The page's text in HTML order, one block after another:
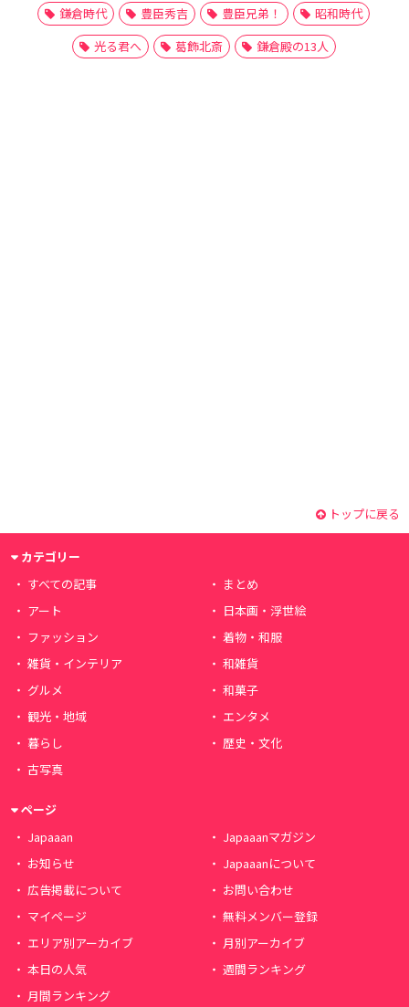
鎌倉時代
豊臣秀吉 豊臣兄弟！
昭和時代
光る君へ
葛飾北斎 鎌倉殿の13人
トップに戻る
カテゴリー
すべての記事
まとめ
アート
日本画・浮世絵
ファッション
着物・和服
雑貨・インテリア
和雑貨
グルメ
和菓子
観光・地域
エンタメ
暮らし
歴史・文化
古写真
ページ
Japaaan
Japaaanマガジン
お知らせ
Japaaanについて
広告掲載について
お問い合わせ
マイページ
無料メンバー登録
エリア別アーカイブ
月別アーカイブ
本日の人気
週間ランキング
月間ランキング